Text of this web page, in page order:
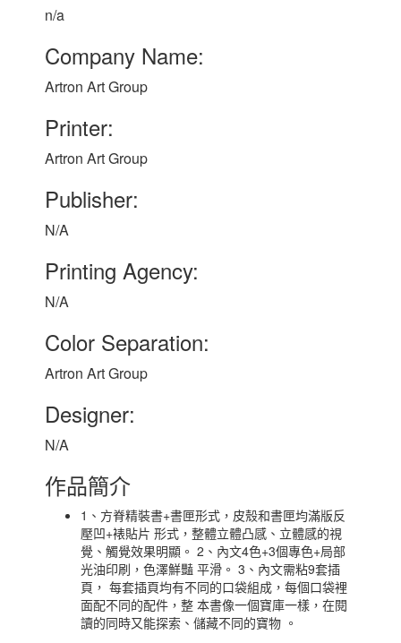
n/a
Company Name:
Artron Art Group
Printer:
Artron Art Group
Publisher:
N/A
Printing Agency:
N/A
Color Separation:
Artron Art Group
Designer:
N/A
作品簡介
1、方脊精裝書+書匣形式，皮殼和書匣均滿版反
壓凹+裱貼片 形式，整體立體凸感、立體感的視
覺、觸覺效果明顯。 2、內文4色+3個專色+局部
光油印刷，色澤鮮豔 平滑。 3、內文需粘9套插
頁， 每套插頁均有不同的口袋組成，每個口袋裡
面配不同的配件，整 本書像一個寶庫一樣，在閱
讀的同時又能探索、儲藏不同的寶物 。